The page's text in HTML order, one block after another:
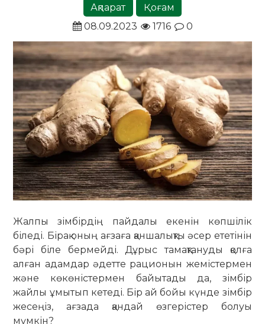
Ақпарат
Қоғам
08.09.2023
1716 0
Жалпы зімбірдің пайдалы екенін көпшілік
біледі. Бірақ оның ағзаға қаншалықты әсер ететінін
бәрі біле бермейді. Дұрыс тамақтануды қолға
алған адамдар әдетте рационын жемістермен
және көкөністермен байытады да, зімбір
жайлы ұмытып кетеді. Бір ай бойы күнде зімбір
жесеңіз, ағзада қандай өзгерістер болуы
мүмкін?